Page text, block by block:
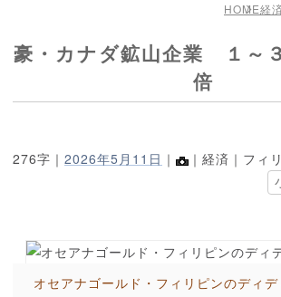
HOME経
豪・カナダ鉱山企業 １～
倍
276字｜ 2026年5月11日 ｜ ｜経済｜フィ
オセアナゴールド・フィリピンのディ